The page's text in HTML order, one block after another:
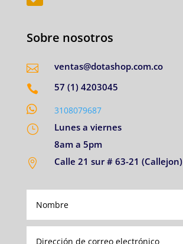
Sobre nosotros

ventas@dotashop.com.co

57 (1) 4203045
 3108079687
}
Lunes a viernes
8am a 5pm

Calle 21 sur # 63-21 (Callejon)